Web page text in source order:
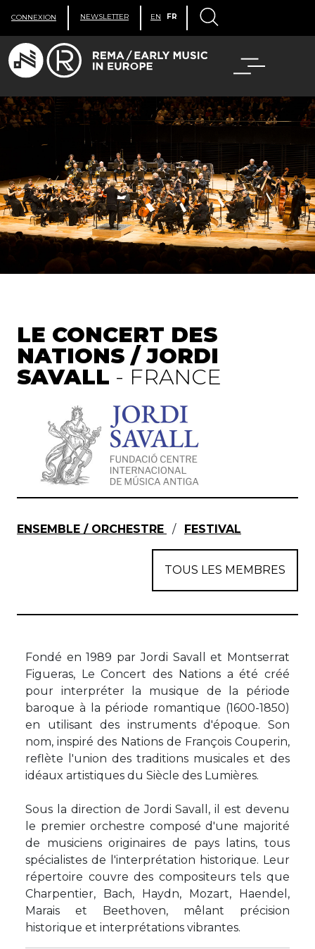
CONNEXION NEWSLETTER EN FR
LE CONCERT DES
NATIONS / JORDI
SAVALL - FRANCE
ENSEMBLE / ORCHESTRE / FESTIVAL
TOUS LES MEMBRES
Fondé en 1989 par Jordi Savall et Montserrat
Figueras, Le Concert des Nations a été créé
pour interpréter la musique de la période
baroque à la période romantique (1600-1850)
en utilisant des instruments d'époque. Son
nom, inspiré des Nations de François Couperin,
reflète l'union des traditions musicales et des
idéaux artistiques du Siècle des Lumières.
Sous la direction de Jordi Savall, il est devenu
le premier orchestre composé d'une majorité
de musiciens originaires de pays latins, tous
spécialistes de l'interprétation historique. Leur
répertoire couvre des compositeurs tels que
Charpentier, Bach, Haydn, Mozart, Haendel,
Marais et Beethoven, mêlant précision
historique et interprétations vibrantes.